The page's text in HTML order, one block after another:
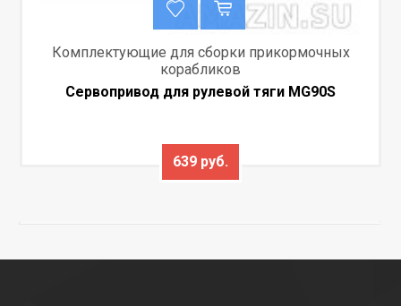
Комплектующие для сборки прикормочных
корабликов
Сервопривод для рулевой тяги MG90S
639 руб.